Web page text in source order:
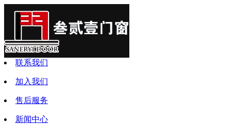
联系我们
加入我们
售后服务
新闻中心